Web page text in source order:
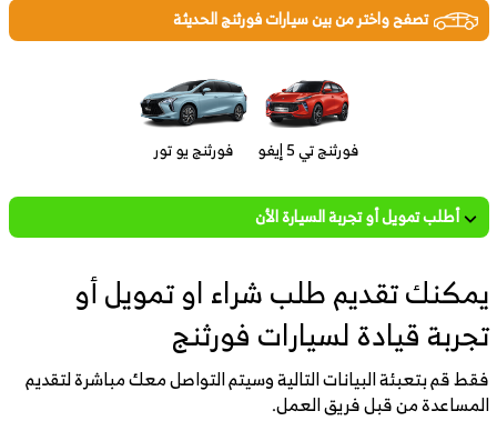
تصفح واختر من بين سيارات فورثنج الحديثة
فورثنج تي 5 إيفو فورثنج يو تور
أطلب تمويل أو تجربة السيارة الأن
يمكنك تقديم طلب شراء او تمويل أو
تجربة قيادة لسيارات فورثنج
فقط قم بتعبئة البيانات التالية وسيتم التواصل معك مباشرة لتقديم
المساعدة من قبل فريق العمل.